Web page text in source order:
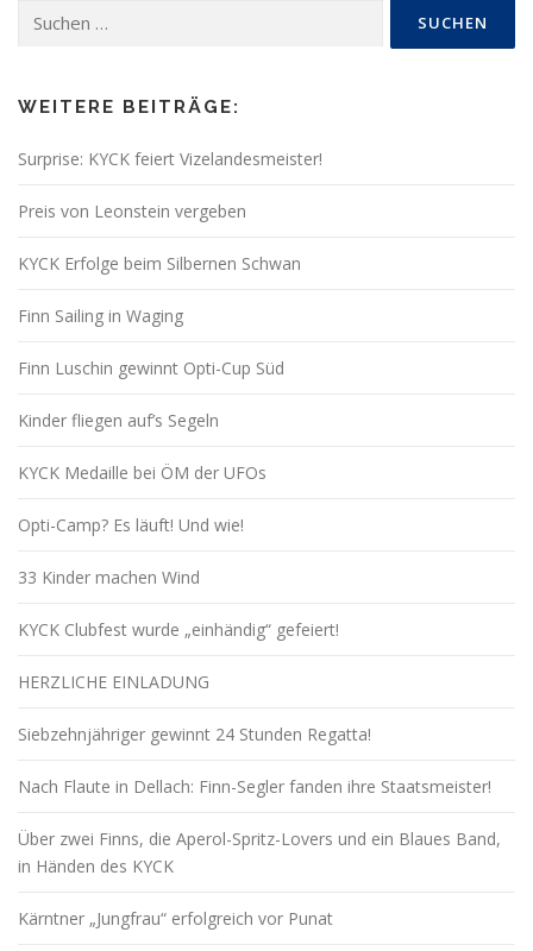
nach:
WEITERE BEITRÄGE:
Surprise: KYCK feiert Vizelandesmeister!
Preis von Leonstein vergeben
KYCK Erfolge beim Silbernen Schwan
Finn Sailing in Waging
Finn Luschin gewinnt Opti-Cup Süd
Kinder fliegen auf’s Segeln
KYCK Medaille bei ÖM der UFOs
Opti-Camp? Es läuft! Und wie!
33 Kinder machen Wind
KYCK Clubfest wurde „einhändig“ gefeiert!
HERZLICHE EINLADUNG
Siebzehnjähriger gewinnt 24 Stunden Regatta!
Nach Flaute in Dellach: Finn-Segler fanden ihre Staatsmeister!
Über zwei Finns, die Aperol-Spritz-Lovers und ein Blaues Band,
in Händen des KYCK
Kärntner „Jungfrau“ erfolgreich vor Punat